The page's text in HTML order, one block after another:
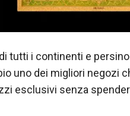
tutti i continenti e
uno dei migliori negozi
esclusivi senza